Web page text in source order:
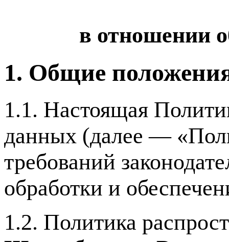
в отношении
1. Общие
1.1. Настоящая
данных (далее —
требований
обработки и
1.2. Политика